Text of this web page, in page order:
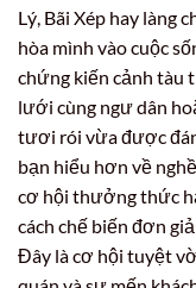
Lý, Bãi Xép hay làng
hòa mình vào cuộc
chứng kiến cảnh tàu
lưới cùng ngư dân
tươi rói vừa được
bạn hiểu hơn về
cơ hội thưởng thức
cách chế biến đơn
Đây là cơ hội tuyệt